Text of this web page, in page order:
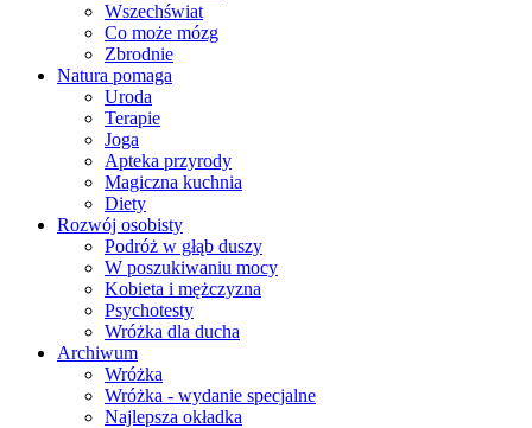
Wszechświat
Co może mózg
Zbrodnie
Natura pomaga
Uroda
Terapie
Joga
Apteka przyrody
Magiczna kuchnia
Diety
Rozwój osobisty
Podróż w głąb duszy
W poszukiwaniu mocy
Kobieta i mężczyzna
Psychotesty
Wróżka dla ducha
Archiwum
Wróżka
Wróżka - wydanie specjalne
Najlepsza okładka